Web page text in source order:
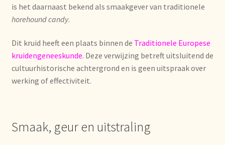
Mentions légales
Mijn account
Mijn Favorieten
Multilinguisme
is het daarnaast bekend als smaakgever van traditionele
horehound candy.
Dit kruid heeft een plaats binnen de Traditionele Europese
kruidengeneeskunde. Deze verwijzing betreft uitsluitend de
cultuurhistorische achtergrond en is geen uitspraak over
werking of effectiviteit.
Smaak, geur en uitstraling